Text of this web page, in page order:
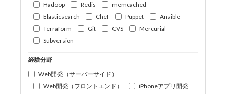
Hadoop
Redis
memcached
Elasticsearch
Chef Puppet
Ansible
Terraform
Git CVS
Mercurial
Subversion
経験分野
Web開発（サーバーサイド）
Web開発（フロントエンド）
iPhoneアプリ開発